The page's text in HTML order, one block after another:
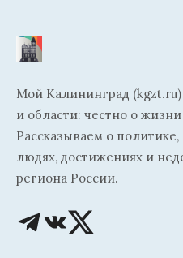
Мой Калининград
и области: честно о жизни
Рассказываем о
людях, достижениях и
региона России.